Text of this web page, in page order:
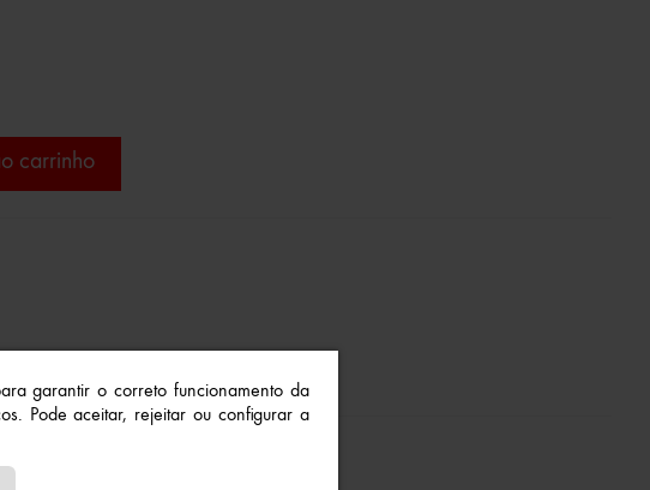
garantir o correto funcionamento da
Pode aceitar, rejeitar ou configurar a
carrinho